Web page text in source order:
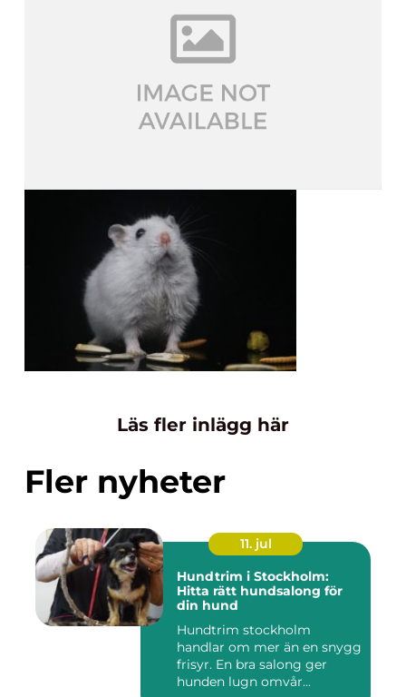
Läs fler inlägg här
Fler nyheter
11. jul
Hundtrim i Stockholm:
Hitta rätt hundsalong för
din hund
Hundtrim stockholm
handlar om mer än en snygg
frisyr. En bra salong ger
hunden lugn omvår...